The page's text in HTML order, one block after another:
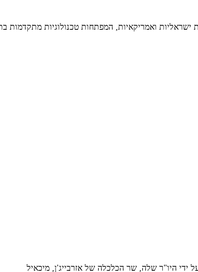
ואמריקאיות, המפתחות טכנולוגיות מתקדמות